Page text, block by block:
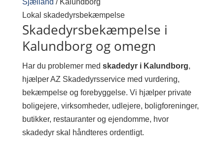
Sjælland / Kalundborg
Lokal skadedyrsbekæmpelse
Skadedyrsbekæmpelse i
Kalundborg og omegn
Har du problemer med skadedyr i Kalundborg,
hjælper AZ Skadedyrsservice med vurdering,
bekæmpelse og forebyggelse. Vi hjælper private
boligejere, virksomheder, udlejere, boligforeninger,
butikker, restauranter og ejendomme, hvor
skadedyr skal håndteres ordentligt.